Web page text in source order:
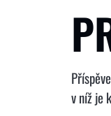
v níž je